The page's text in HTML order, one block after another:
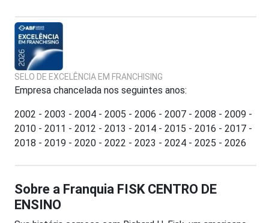
SELO DE EXCELÊNCIA EM FRANCHISING
Empresa chancelada nos seguintes anos:
2002 - 2003 - 2004 - 2005 - 2006 - 2007 - 2008 - 2009 -
2010 - 2011 - 2012 - 2013 - 2014 - 2015 - 2016 - 2017 -
2018 - 2019 - 2020 - 2022 - 2023 - 2024 - 2025 - 2026
Sobre a Franquia FISK CENTRO DE
ENSINO